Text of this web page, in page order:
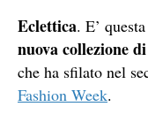
Eclettica. E’
nuova collezione
che ha sfilato nel
Fashion Week.